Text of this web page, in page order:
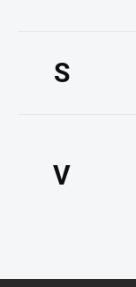
S
V